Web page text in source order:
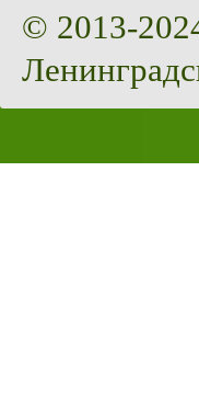
© 2013-